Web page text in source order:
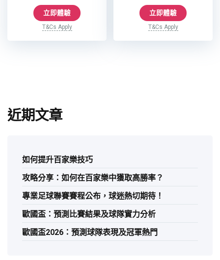
立即體驗
T&Cs Apply
立即體驗
T&Cs Apply
近期文章
如何提升百家樂技巧
攻略分享：如何在百家樂中獲取高勝率？
專業足球聯賽賽程公布，球迷熱切期待！
歐國盃：預測比賽結果及球隊實力分析
歐國盃2026：預測球隊表現及冠軍熱門